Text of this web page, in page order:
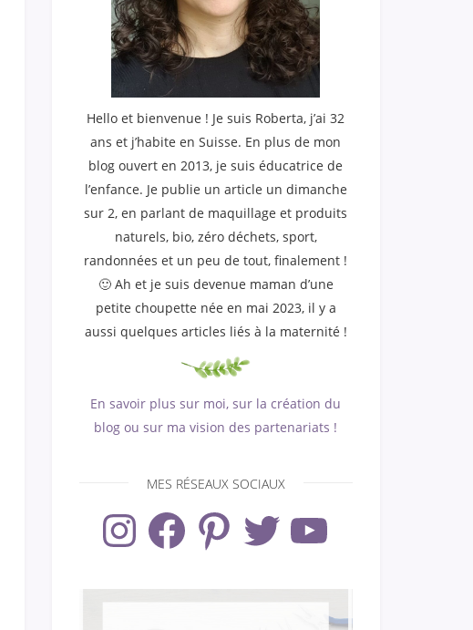
Hello et bienvenue ! Je suis Roberta, j’ai 32
ans et j’habite en Suisse. En plus de mon
blog ouvert en 2013, je suis éducatrice de
l’enfance. Je publie un article un dimanche
sur 2, en parlant de maquillage et produits
naturels, bio, zéro déchets, sport,
randonnées et un peu de tout, finalement !
🙂 Ah et je suis devenue maman d’une
petite choupette née en mai 2023, il y a
aussi quelques articles liés à la maternité !
En savoir plus sur moi, sur la création du
blog ou sur ma vision des partenariats !
MES RÉSEAUX SOCIAUX
InstagramFacebook PinterestTwitter YouTube